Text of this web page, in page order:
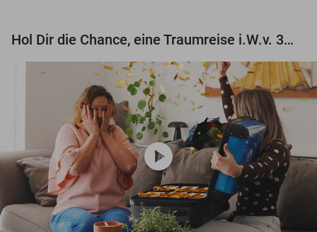
Hol Dir die Chance, eine Traumreise i.W.v. 3.000 € zu gewinnen!
play_circle